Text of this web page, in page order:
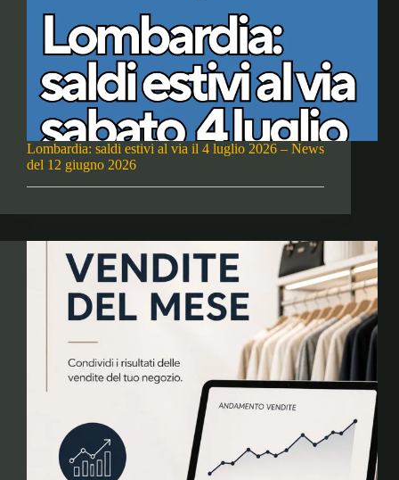
Lombardia: saldi estivi al via il 4 luglio 2026 – News
del 12 giugno 2026